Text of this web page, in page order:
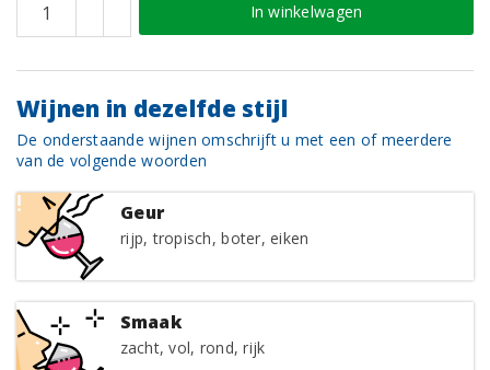
In winkelwagen
Wijnen in dezelfde stijl
De onderstaande wijnen omschrijft u met een of meerdere
van de volgende woorden
Geur
rijp, tropisch, boter, eiken
Smaak
zacht, vol, rond, rijk